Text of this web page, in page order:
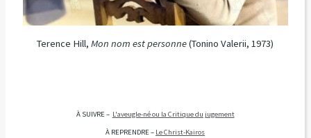
Terence Hill,Mon nom est personne(Tonino Valerii, 1973)
À SUIVRE – L'aveugle-né ou la Critique du jugement
À REPRENDRE – Le Christ-Kairos